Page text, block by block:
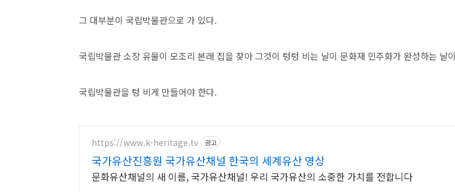
그 대부분이 국립박물관으로 가 있다.
국립박물관 소장 유물이 모조리 본래 집을 찾아 그것이 텅텅 비는 날이 문화재 민주화가 완성하는 날
국립박물관을 텅 비게 만들어야 한다.
https://www.k-heritage.tv 광고
국가유산진흥원 국가유산채널 한국의 세계유산 영상
문화유산채널의 새 이름, 국가유산채널! 우리 국가유산의 소중한 가치를 전합니다